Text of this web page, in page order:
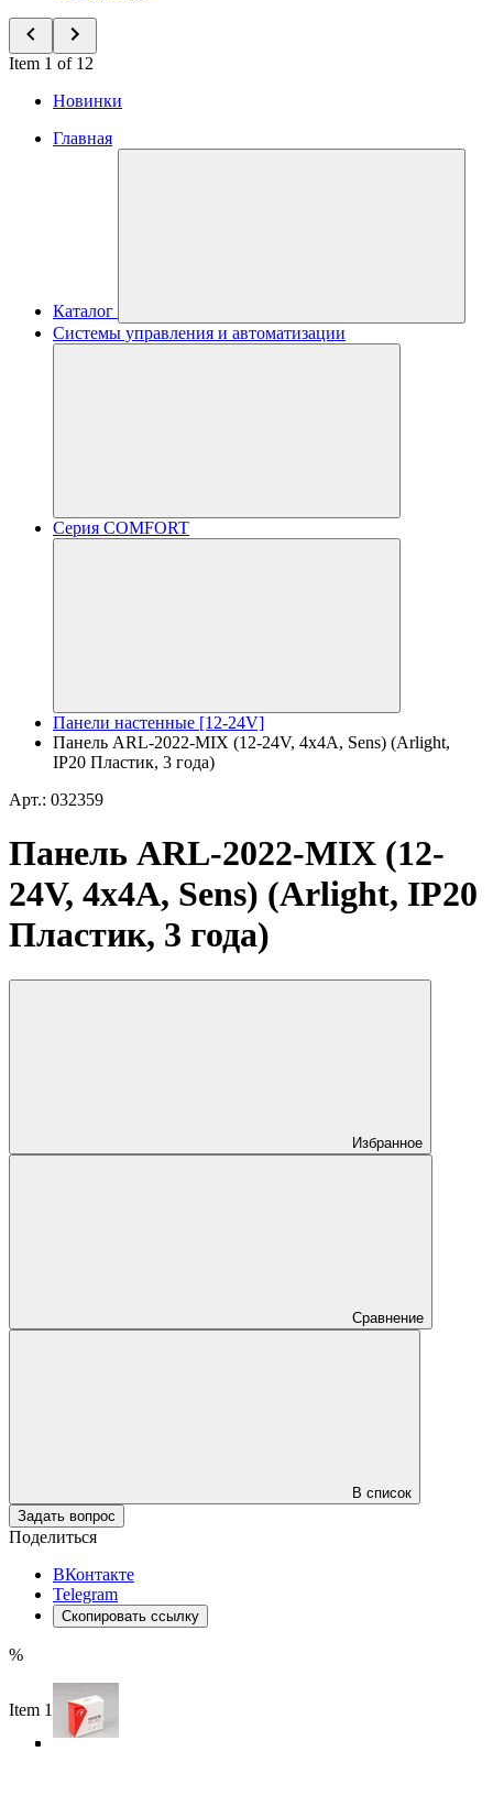
Item 1 of 12
Новинки
Главная
Каталог
Системы управления и автоматизации
Серия COMFORT
Панели настенные [12-24V]
Панель ARL-2022-MIX (12-24V, 4x4A, Sens) (Arlight,
IP20 Пластик, 3 года)
Арт.: 032359
Панель ARL-2022-MIX (12-
24V, 4x4A, Sens) (Arlight, IP20
Пластик, 3 года)
Избранное
Сравнение
В список
Задать вопрос
Поделиться
ВКонтакте
Telegram
Скопировать ссылку
%
Item 1 of 4